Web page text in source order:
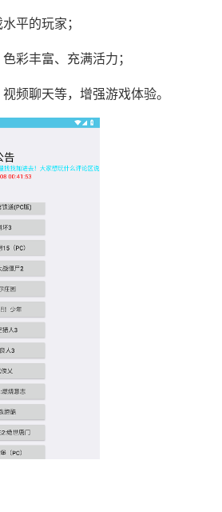
平的玩家；
彩丰富、充满活力；
频聊天等，增强游戏体验。